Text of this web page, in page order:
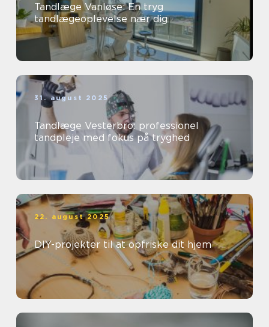
Tandlæge Vanløse: En tryg
tandlægeoplevelse nær dig
31. august 2025
Tandlæge Vesterbro: professionel
tandpleje med fokus på tryghed
22. august 2025
DIY-projekter til at opfriske dit hjem